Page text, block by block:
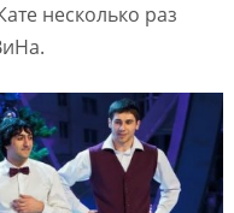
несколько раз